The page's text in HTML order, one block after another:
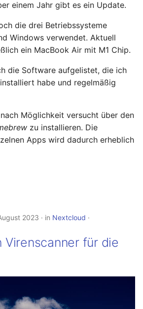
einem Jahr gibt es ein Update.
die drei Betriebssysteme
Windows verwendet. Aktuell
ein MacBook Air mit M1 Chip.
die Software aufgelistet, die ich
habe und regelmäßig
Möglichkeit versucht über den
zu installieren. Die
Apps wird dadurch erheblich
2023 in Nextcloud
Virenscanner für die